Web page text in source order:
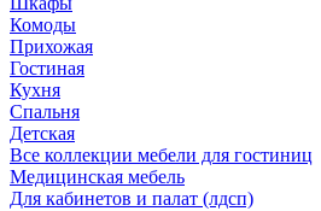
Комоды
Прихожая
Гостиная
Кухня
Спальня
Детская
Все коллекции мебели для гостиниц
Медицинская мебель
Для кабинетов и палат (лдсп)